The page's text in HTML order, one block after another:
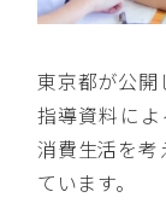
東京都が公開
指導資料に
消費生活を考
ています。